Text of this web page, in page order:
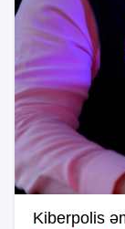
Kiberpolis